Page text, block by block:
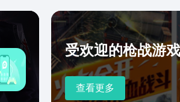
受欢迎的枪战游
查看更多